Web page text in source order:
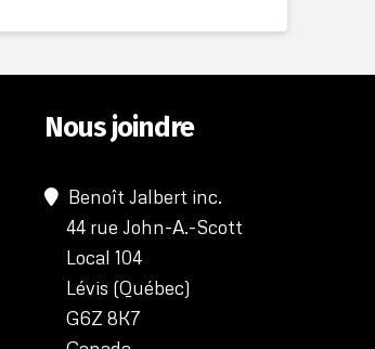
Nous joindre
Benoît Jalbert inc.
44 rue John-A.-Scott
Local 104
Lévis (Québec)
G6Z 8K7